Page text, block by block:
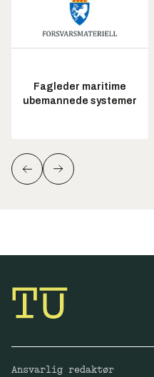
Fagleder maritime
ubemannede systemer
Ansvarlig redaktør